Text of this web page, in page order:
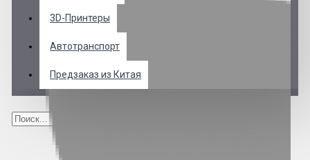
3D-Принтеры
Автотранспорт
Предзаказ из Китая